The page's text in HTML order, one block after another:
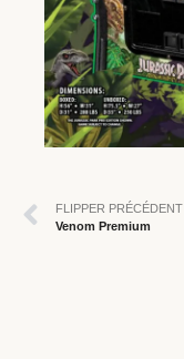
FLIPPER PRÉCÉDENT
Venom Premium